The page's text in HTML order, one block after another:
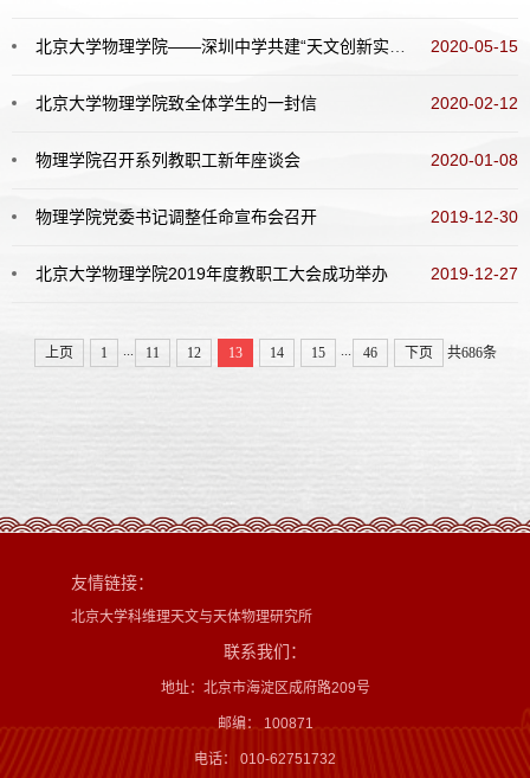
北京大学物理学院——深圳中学共建“天文创新实验室”签约仪式顺利举行 2020-05-15
北京大学物理学院致全体学生的一封信 2020-02-12
物理学院召开系列教职工新年座谈会 2020-01-08
物理学院党委书记调整任命宣布会召开 2019-12-30
北京大学物理学院2019年度教职工大会成功举办 2019-12-27
上页 1 ... 11 12 13 14 15 ... 46 下页 共686条
友情链接：
北京大学科维理天文与天体物理研究所
联系我们：
地址：北京市海淀区成府路209号
邮编： 100871
电话： 010-62751732